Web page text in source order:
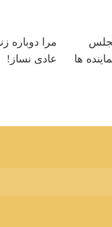
ها
مرا دوباره
عادی نساز!